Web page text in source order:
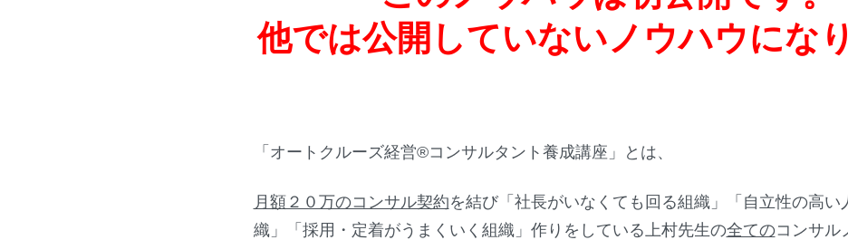
他では公開していないノウハウになり
「オートクルーズ経営®︎コンサルタント養成講座」とは、
月額２０万のコンサル契約を結び「社長がいなくても回る組織」「自立性の高い
織」「採用・定着がうまくいく組織」作りをしている上村先生の全てのコンサル